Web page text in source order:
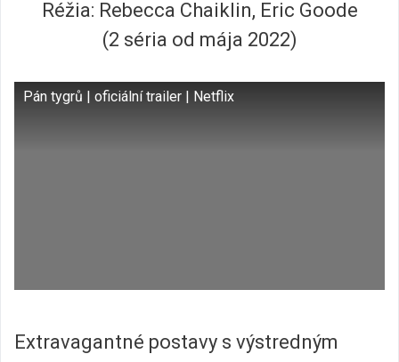
Réžia: Rebecca Chaiklin, Eric Goode
(2 séria od mája 2022)
Pán tygrů | oficiální trailer | Netflix
Extravagantné postavy s výstredným